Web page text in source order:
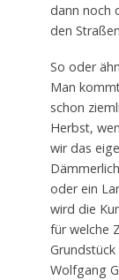
dann noch
den
So oder
Man
schon
Herbst,
wir das
oder ein
wird die
für welche
Wolfgang